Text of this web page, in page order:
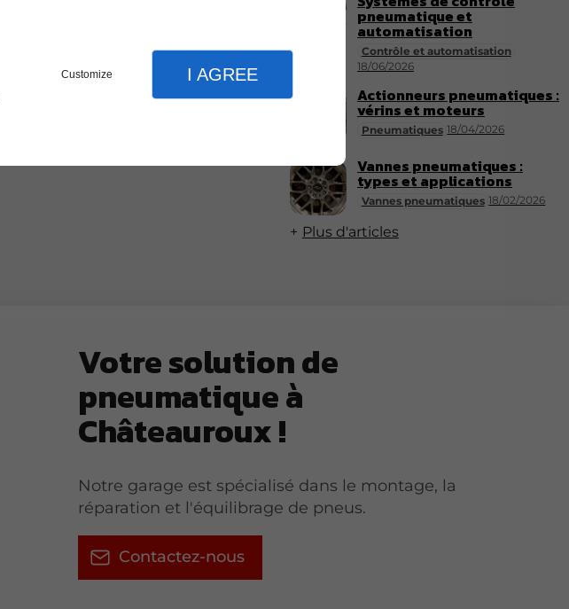
Customize I AGREE
Contrôle et automatisation
18/06/2026
pneumatique et
automatisation
Pneumatiques 18/04/2026
Actionneurs pneumatiques :
vérins et moteurs
Vannes pneumatiques 18/02/2026
Vannes pneumatiques :
types et applications
Plus d'articles
Votre solution de
pneumatique à
Châteauroux !
Notre garage est spécialisé dans le montage, la
réparation et l'équilibrage de pneus.
Contactez-nous